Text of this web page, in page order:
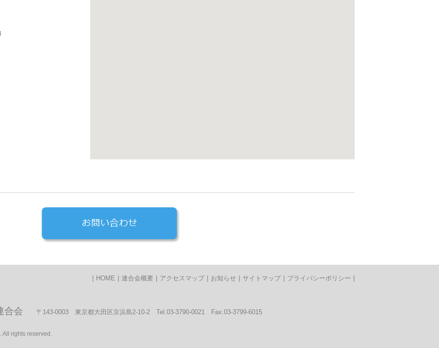
HOME 連合会概要 アクセスマップ お知らせ サイトマップ プライバシーポリシー
合会 〒143-0003 東京都大田区京浜島2-10-2 Tel.03-3790-0021 Fax.03-3799-6015
rights reserved.